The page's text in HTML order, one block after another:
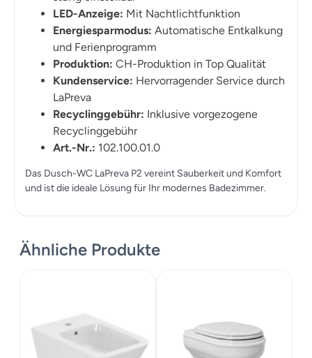
LED-Anzeige: Mit Nachtlichtfunktion
Energiesparmodus: Automatische Entkalkung
und Ferienprogramm
Produktion: CH-Produktion in Top Qualität
Kundenservice: Hervorragender Service durch
LaPreva
Recyclinggebühr: Inklusive vorgezogene
Recyclinggebühr
Art.-Nr.: 102.100.01.0
Das Dusch-WC LaPreva P2 vereint Sauberkeit und Komfort
und ist die ideale Lösung für Ihr modernes Badezimmer.
Ähnliche Produkte